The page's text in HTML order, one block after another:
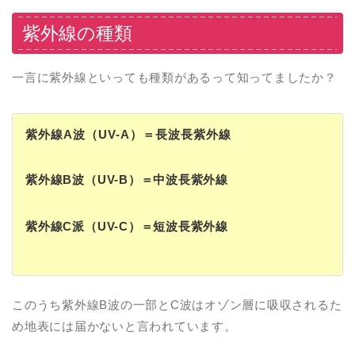
紫外線の種類
一言に紫外線といっても種類があるって知ってましたか？
紫外線A波（UV-A）＝長波長紫外線
紫外線B波（UV-B）＝中波長紫外線
紫外線C派（UV-C）＝短波長紫外線
このうち紫外線B波の一部とC波はオゾン層に吸収されるた
め地表には届かないと言われています。